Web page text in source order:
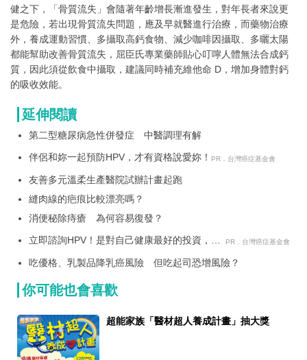
健之下，「骨質流失」會隨著年齡增長漸進發生，對年長者來說更
是危險，若出現骨質流失問題，應及早就醫進行治療，而藥物治療
外，養成運動習慣、多攝取高鈣食物、減少咖啡因攝取、多曬太陽
都能幫助改善骨質流失，屈臣氏專業藥師貼心叮嚀人體無法合成鈣
質，因此須從飲食中攝取，建議同時補充維他命 D，增加身體對鈣
的吸收效能。
延伸閱讀
第二型糖尿病急性併發症 中醫調理有解
伴侶和妳一起預防HPV，才有資格說愛妳！ PR．台灣癌症基金會
友善多元溫柔生產醫院試辦計畫起跑
縫肉線的疤痕比較漂亮嗎？
消便秘除痔瘡 為何容易復發？
立即諮詢HPV！是對自己健康最好的投資，把
PR．台灣癌症基金會
吃優格、乳製品降乳癌風險 但吃起司恐增風險？
你可能也會喜歡
超能家族「醫材超人養成計畫」抽大獎